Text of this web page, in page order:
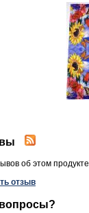
об этом продукте
отзыв